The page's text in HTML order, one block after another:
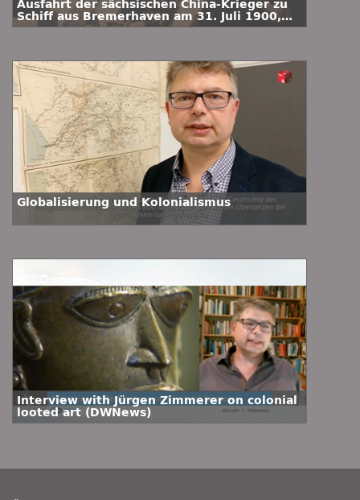
Ausfahrt der sächsischen China-Krieger zu
Schiff aus Bremerhaven am 31. Juli 1900,
Deutschland 1900, Regie: Guido Seeber.
Globalisierung und Kolonialismus
Interview with Jürgen Zimmerer on colonial
looted art (DWNews)